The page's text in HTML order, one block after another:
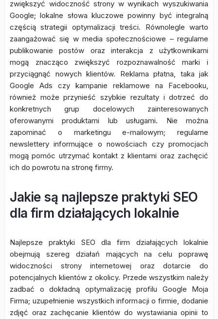
zwiększyć widoczność strony w wynikach wyszukiwania
Google; lokalne słowa kluczowe powinny być integralną
częścią strategii optymalizacji treści. Równolegle warto
zaangażować się w media społecznościowe – regularne
publikowanie postów oraz interakcja z użytkownikami
mogą znacząco zwiększyć rozpoznawalność marki i
przyciągnąć nowych klientów. Reklama płatna, taka jak
Google Ads czy kampanie reklamowe na Facebooku,
również może przynieść szybkie rezultaty i dotrzeć do
konkretnych grup docelowych zainteresowanych
oferowanymi produktami lub usługami. Nie można
zapominać o marketingu e-mailowym; regularne
newslettery informujące o nowościach czy promocjach
mogą pomóc utrzymać kontakt z klientami oraz zachęcić
ich do powrotu na stronę firmy.
Jakie są najlepsze praktyki SEO
dla firm działających lokalnie
Najlepsze praktyki SEO dla firm działających lokalnie
obejmują szereg działań mających na celu poprawę
widoczności strony internetowej oraz dotarcie do
potencjalnych klientów z okolicy. Przede wszystkim należy
zadbać o dokładną optymalizację profilu Google Moja
Firma; uzupełnienie wszystkich informacji o firmie, dodanie
zdjęć oraz zachęcanie klientów do wystawiania opinii to